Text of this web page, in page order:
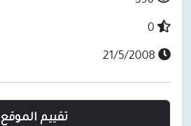
تقييم الموقع